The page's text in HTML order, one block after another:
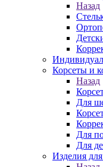
Назад
Корсеты и
Назад
Для
Для
Для
Изделия